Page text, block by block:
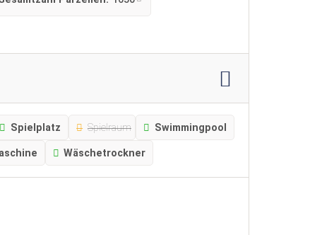
Spielplatz Spielraum Swimmingpool
Wäschetrockner